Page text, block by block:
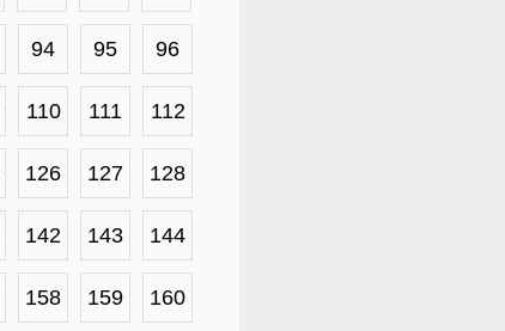
94 95 96
110 111 112
126 127 128
142 143 144
158 159 160